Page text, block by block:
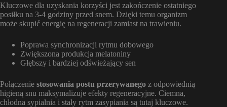
Kluczowe dla uzyskania korzyści jest zakończenie ostatniego
posiłku na 3-4 godziny przed snem. Dzięki temu organizm
może skupić energię na regeneracji zamiast na trawieniu.
Poprawa synchronizacji rytmu dobowego
Zwiększona produkcja melatoniny
Głębszy i bardziej odświeżający sen
Połączenie stosowania postu przerywanego z odpowiednią
higieną snu maksymalizuje efekty regeneracyjne. Ciemna,
chłodna sypialnia i stały rytm zasypiania są tutaj kluczowe.